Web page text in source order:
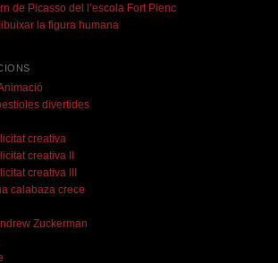
de Picasso del l’escola Fort Pienc
la figura humana
divertides
creativa
creativa II
creativa III
calabaza crece
Zuckerman